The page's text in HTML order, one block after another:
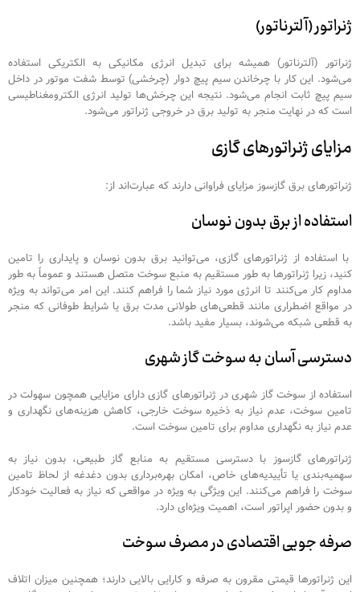
ژنراتور (آلترناتور)
ژنراتور (آلترناتور) همیشه برای تبدیل انرژی مکانیکی به الکتریکی استفاده
می‌شود. این کار با چرخاندن سیم پیچ دوار (چرخشی) توسط شفت موتور در داخل
سیم پیچ ثابت انجام می‌شود. نتیجه این چرخش‌ها تولید انرژی الکترومغناطیسی
است که در نهایت منجر به تولید برق در خروجی ژنراتور می‌شود.
مزایای ژنراتورهای گازی
ژنراتورهای برق گازسوز مزایای فراوانی دارند که عبارت‌اند از:
استفاده از برق بدون نوسان
با استفاده از ژنراتورهای گازی، می‌توانید برق بدون نوسان و پایداری را تامین
کنید، زیرا ژنراتورها به طور مستقیم به منبع سوخت متصل هستند و عموماً به طور
مداوم کار می‌کنند تا انرژی مورد نیاز شما را فراهم کنند. این امر می‌تواند به ویژه
در مواقع اضطراری مانند قطعی‌های طولانی مدت برق یا شرایط طوفانی که منجر
به قطعی شبکه می‌شوند، بسیار مفید باشد.
دسترسی آسان به سوخت گاز شهری
استفاده از سوخت گاز شهری در ژنراتورهای گازی دارای مزایایی همچون سهولت در
تامین سوخت، عدم نیاز به ذخیره سوخت خارجی، کاهش هزینه‌های نگهداری و
عدم نیاز به نگهداری مداوم برای تامین سوخت است.
ژنراتورهای گازسوز با دسترسی مستقیم به منابع گاز طبیعی، بدون نیاز به
سهمیه‌بندی یا تأییدیه‌های خاص، امکان بهره‌برداری بدون دغدغه از لحاظ تامین
سوخت را فراهم می‌کنند. این ویژگی به ویژه در مواقعی که نیاز به فعالیت خودکار
و بدون حضور اپراتور است، اهمیت ویژه‌ای دارد.
صرفه جویی اقتصادی در مصرف سوخت
این ژنراتورها قیمتی مقرون به صرفه‌ و کارایی بالایی دارند؛ همچنین میزان اتلاف